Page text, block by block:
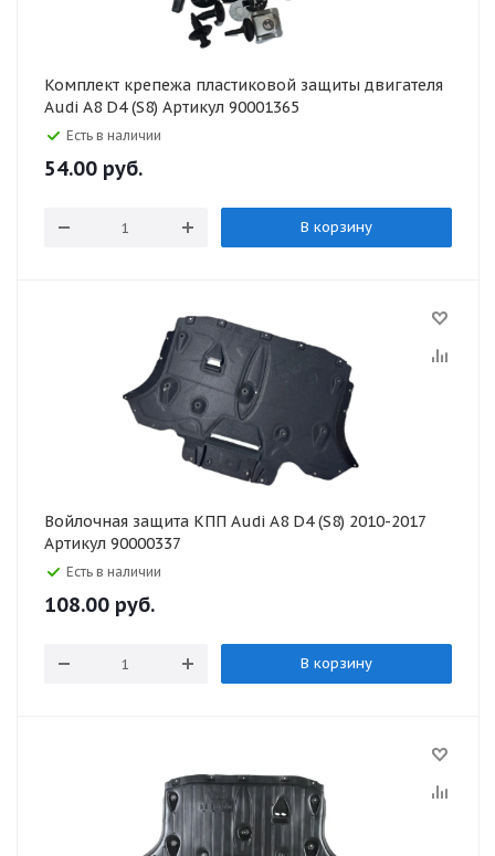
Комплект крепежа пластиковой защиты двигателя
Audi A8 D4 (S8) Артикул 90001365
Есть в наличии
54.00 руб.
В корзину
Войлочная защита КПП Audi A8 D4 (S8) 2010-2017
Артикул 90000337
Есть в наличии
108.00 руб.
В корзину